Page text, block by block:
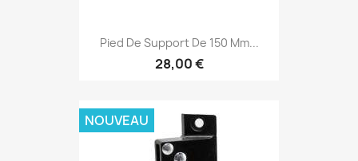
Pied De Support De 150 Mm...
28,00 €
NOUVEAU